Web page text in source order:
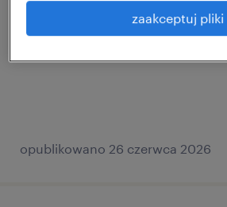
szczecin, zachodniopomorskie
opublikowano 26 czerwca 2026
zaakceptuj pliki